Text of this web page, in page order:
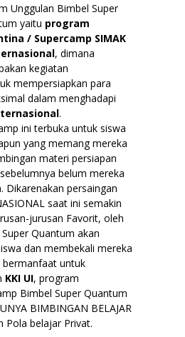
Unggulan Bimbel Super
yaitu program
/ Supercamp SIMAK
, dimana
kegiatan
mempersiapkan para
dalam menghadapi
.
ini terbuka untuk siswa
yang memang mereka
materi persiapan
belum mereka
Dikarenakan persaingan
saat ini semakin
jurusan Favorit, oleh
Quantum akan
dan membekali mereka
bermanfaat untuk
KKI UI, program
Bimbel Super Quantum
BIMBINGAN BELAJAR
Pola belajar Privat.